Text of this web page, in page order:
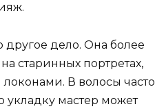
другое дело. Она более
старинных портретах,
В волосы часто
укладку мастер может